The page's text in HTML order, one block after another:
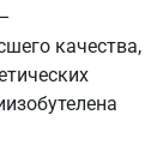
качества,